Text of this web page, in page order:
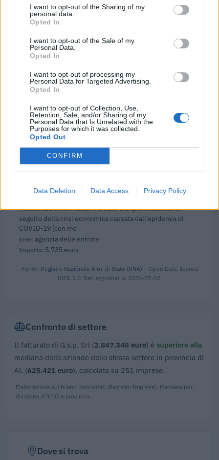
I want to opt-out of the Sharing of my
personal data.
Opted In
I want to opt-out of the Sale of my
Personal Data.
Opted In
I want to opt-out of processing my
Personal Data for Targeted Advertising.
Opted In
I want to opt-out of Collection, Use,
Retention, Sale, and/or Sharing of my
Personal Data that Is Unrelated with the
Purposes for which it was collected.
Opted Out
CONFIRM
Data Deletion Data Access Privacy Policy
esenzioni fiscali e crediti d'imposta adottati a
seguito della crisi economica causata dall'epidemia di
agenzia delle entrate
3.804 euro
2023-04-04
esenzioni fiscali e crediti d'imposta adottati a
seguito della crisi economica causata dall'epidemia di
agenzia delle entrate
9.662 euro
Credito d'imposta formazione 4.0
Agenzia delle Entrate
esenzioni fiscali e crediti d'imposta adottati a
seguito della crisi economica causata dall'epidemia di
COVID-19 [con mo
agenzia delle entrate
5.735 euro
Fonte: Registro Nazionale Aiuti di Stato (RNA) – Open Data, licenza
IODL 2.0. Dati aggiornati al 2026-07-02.
Confronto di settore
Il fatturato di G.s.p. Srl (2.847.348 euro) è superiore alla
mediana delle aziende dello stesso settore in provincia di
AL (625.421 euro), calcolata su 251 imprese.
Elaborazione sui bilanci depositati (Registro Imprese). Mediana per
divisione ATECO e provincia.
Dove si trova